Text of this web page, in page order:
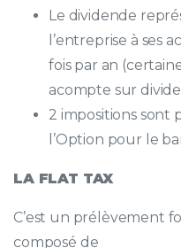
Le dividende
l’entreprise à ses
fois par an
acompte sur
2 impositions sont
l’Option pour le
LA FLAT TAX
C’est un prélèvement
composé de